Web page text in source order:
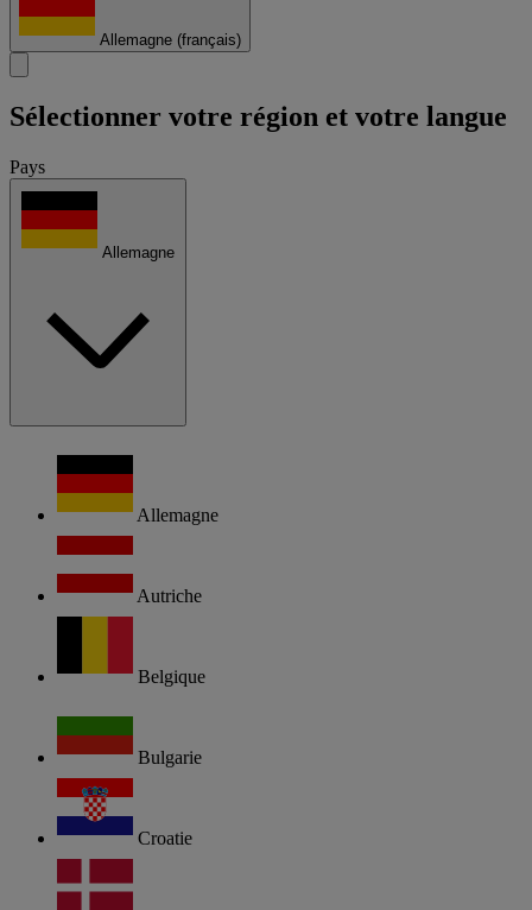
Allemagne (français)
Sélectionner votre région et votre langue
Pays
Allemagne
Allemagne
Autriche
Belgique
Bulgarie
Croatie